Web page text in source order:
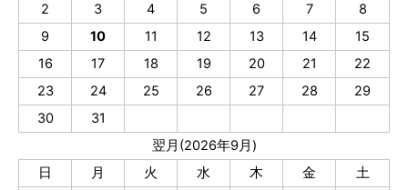
2
3 4 5 6 7
8
9
10 11 12 13 14
15
16
17 18 19 20 21
22
23
24 25 26 27 28
29
30
31
翌月(2026年9月)
日
月 火 水 木 金
土